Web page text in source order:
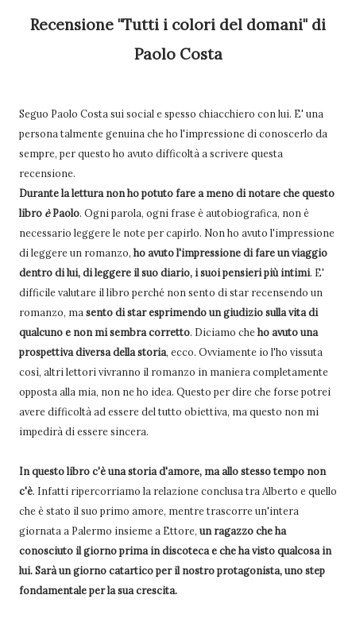
Recensione "Tutti i colori del domani" di
Paolo Costa
Seguo Paolo Costa sui social e spesso chiacchiero con lui. E' una
persona talmente genuina che ho l'impressione di conoscerlo da
sempre, per questo ho avuto difficoltà a scrivere questa
recensione.
Durante la lettura non ho potuto fare a meno di notare che questo
libro èPaolo. Ogni parola, ogni frase è autobiografica, non è
necessario leggere le note per capirlo. Non ho avuto l'impressione
di leggere un romanzo, ho avuto l'impressione di fare un viaggio
dentro di lui, di leggere il suo diario, i suoi pensieri più intimi. E'
difficile valutare il libro perché non sento di star recensendo un
romanzo, ma sento di star esprimendo un giudizio sulla vita di
qualcuno e non mi sembra corretto. Diciamo cheho avuto una
prospettiva diversa della storia, ecco. Ovviamente io l'ho vissuta
così, altri lettori vivranno il romanzo in maniera completamente
opposta alla mia, non ne ho idea. Questo per dire che forse potrei
avere difficoltà ad essere del tutto obiettiva, ma questo non mi
impedirà di essere sincera.
In questo libro c'è una storia d'amore, ma allo stesso tempo non
c'è. Infatti ripercorriamo la relazione conclusa tra Alberto e quello
che è stato il suo primo amore, mentre trascorre un'intera
giornata a Palermo insieme a Ettore, un ragazzo che ha
conosciuto il giorno prima in discoteca e che ha visto qualcosa in
lui. Sarà un giorno catartico per il nostro protagonista, uno step
fondamentale per la sua crescita.